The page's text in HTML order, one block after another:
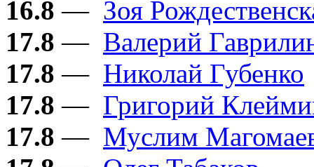
16.8 — Зоя
17.8 — Валерий
17.8 — Николай Губенко
17.8 — Григорий
17.8 — Муслим